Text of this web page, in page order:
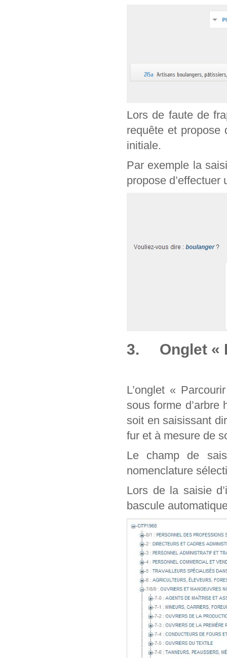
Lors de faute de
requête et propose
initiale.
Par exemple la
propose
3. Onglet «
L’onglet «
sous forme d’arbre
soit en saisissant
fur et à mesure de
Le champ de
nomenclature
Lors de la saisie
bascule